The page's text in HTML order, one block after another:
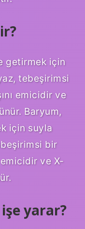
getirmek için
tebeşirimsi
emicidir ve
Baryum,
için suyla
bir
emicidir ve X-
yarar?